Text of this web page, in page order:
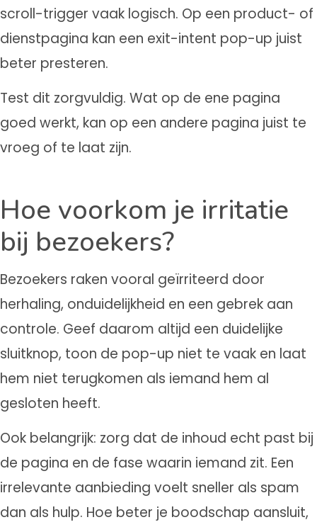
scroll-trigger vaak logisch. Op een product- of
dienstpagina kan een exit-intent pop-up juist
beter presteren.
Test dit zorgvuldig. Wat op de ene pagina
goed werkt, kan op een andere pagina juist te
vroeg of te laat zijn.
Hoe voorkom je irritatie
bij bezoekers?
Bezoekers raken vooral geïrriteerd door
herhaling, onduidelijkheid en een gebrek aan
controle. Geef daarom altijd een duidelijke
sluitknop, toon de pop-up niet te vaak en laat
hem niet terugkomen als iemand hem al
gesloten heeft.
Ook belangrijk: zorg dat de inhoud echt past bij
de pagina en de fase waarin iemand zit. Een
irrelevante aanbieding voelt sneller als spam
dan als hulp. Hoe beter je boodschap aansluit,